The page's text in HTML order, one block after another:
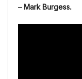
– Mark Burgess.